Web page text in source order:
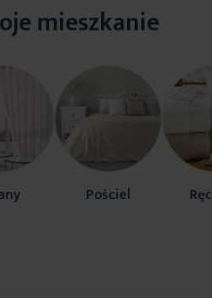
mieszkanie
Pościel